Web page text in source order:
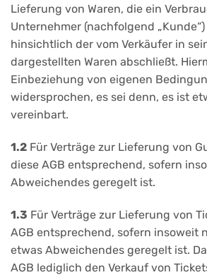
Lieferung von Waren, die ein
Unternehmer (nachfolgend
hinsichtlich der vom Verkäufer in
dargestellten Waren abschließt.
Einbeziehung von eigenen
widersprochen, es sei denn, es ist
vereinbart.
1.2 Für Verträge zur Lieferung von
diese AGB entsprechend, sofern
Abweichendes geregelt ist.
1.3 Für Verträge zur Lieferung von
AGB entsprechend, sofern insoweit
etwas Abweichendes geregelt ist.
AGB lediglich den Verkauf von